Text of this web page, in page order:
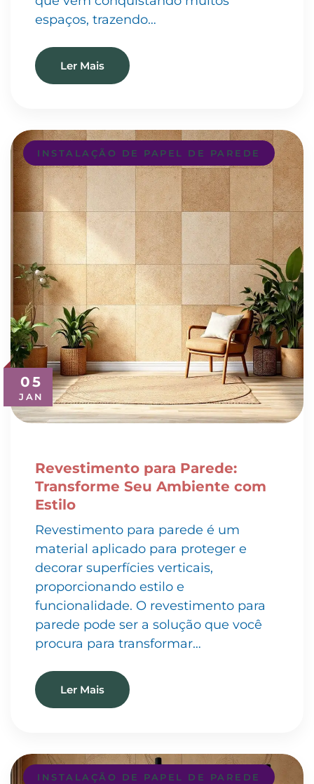
espaços, trazendo…
Ler Mais
05
JAN
INSTALAÇÃO DE PAPEL DE PAREDE
Revestimento para Parede:
Transforme Seu Ambiente com
Estilo
Revestimento para parede é um
material aplicado para proteger e
decorar superfícies verticais,
proporcionando estilo e
funcionalidade. O revestimento para
parede pode ser a solução que você
procura para transformar…
Ler Mais
INSTALAÇÃO DE PAPEL DE PAREDE